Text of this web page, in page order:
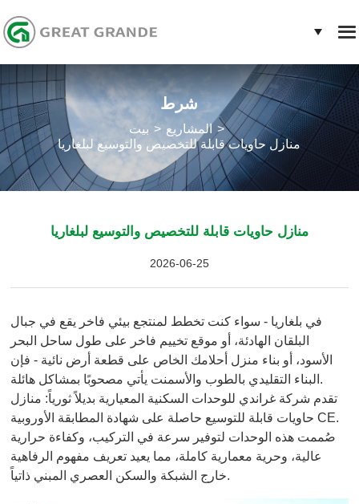
شرط
بيت
المشاريع
منازل حاويات قابلة للتخصيص والتوسيع لبلغاريا
منازل حاويات قابلة للتخصيص والتوسيع لبلغاريا
2026-06-25
في بلغاريا - سواء كنت تخطط لمنتجع بيئي فاخر يقع في جبال
البلقان الهادئة، أو موقع تخييم فاخر على طول ساحل البحر
الأسود، أو بناء منزل أحلامك الخاص على قطعة أرض نائية - فإن
البناء التقليدي بالطوب والأسمنت يأتي مصحوبًا بمشاكل هائلة.
تقدم شركة غراندي للوحدات السكنية المعيارية بديلاً ثورياً: منازل
حاويات قابلة للتوسيع حاصلة على شهادة المطابقة الأوروبية CE.
صُممت هذه الوحدات لتوفير سرعة في التركيب، وكفاءة حرارية
عالية، وحرية معمارية كاملة، مما يعيد تعريف مفهوم الرفاهية
خارج الشبكة والسكن العصري المبني ذاتياً.